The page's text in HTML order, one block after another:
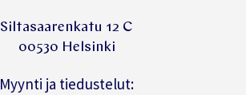
Siltasaarenkatu 12 C
00530 Helsinki
Myynti ja tiedustelut: